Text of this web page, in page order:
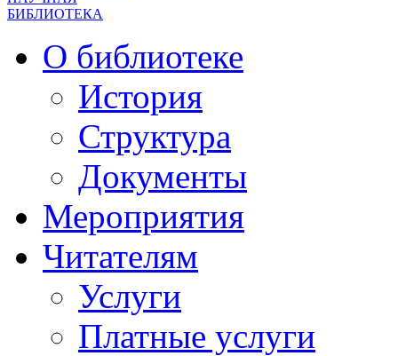
БИБЛИОТЕКА
О библиотеке
История
Структура
Документы
Мероприятия
Читателям
Услуги
Платные услуги